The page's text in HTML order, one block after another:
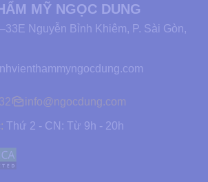
MỸ NGỌC DUNG
Nguyễn Bỉnh Khiêm, P. Sài Gòn,
info@ngocdung.com
Thứ 2 - CN: Từ 9h - 20h